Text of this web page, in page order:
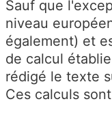
Sauf que
niveau
également) et
de calcul
rédigé le texte
Ces calculs